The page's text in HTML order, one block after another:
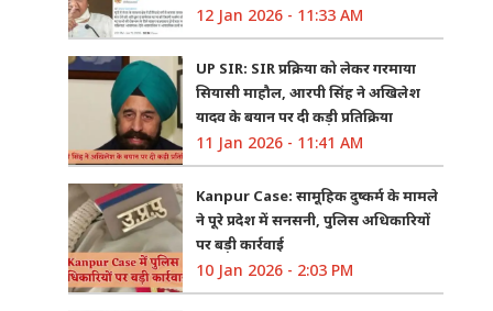
12 Jan 2026 - 11:33 AM
UP SIR: SIR प्रक्रिया को लेकर गरमाया
सियासी माहौल, आरपी सिंह ने अखिलेश
यादव के बयान पर दी कड़ी प्रतिक्रिया
11 Jan 2026 - 11:41 AM
Kanpur Case: सामूहिक दुष्कर्म के मामले
ने पूरे प्रदेश में सनसनी, पुलिस अधिकारियों
पर बड़ी कार्रवाई
10 Jan 2026 - 2:03 PM